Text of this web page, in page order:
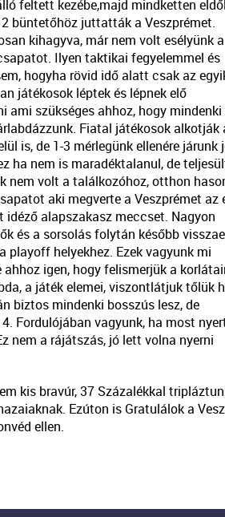
feltett kezébe,majd mindketten
büntetőhöz juttatták a Veszprémet.
kihagyva, már nem volt esélyünk a
Ilyen taktikai fegyelemmel és
hogyha rövid idő alatt csak az
játékosok léptek és lépnek elő
szükséges ahhoz, hogy mindenki
Fiatal játékosok alkotják
is, de 1-3 mérlegünk ellenére járunk
ha nem is maradéktalanul, de
nem volt a találkozóhoz, otthon
aki megverte a Veszprémet az
alapszakasz meccset. Nagyon
és a sorsolás folytán később
playoff helyekhez. Ezek vagyunk mi
igen, hogy felismerjük a
a játék elemei, viszontlátjuk tőlük
biztos mindenki bosszús lesz, de
Fordulójában vagyunk, ha most
nem a rájátszás, jó lett volna nyerni
kis bravúr, 37 Százalékkal
Ezúton is Gratulálok a
ellen.